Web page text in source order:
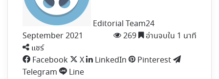
Editorial Team24
September 2021
269
อ่านจบใน 1 นาที
แชร์
Facebook
X LinkedIn
Pinterest
Telegram
Line